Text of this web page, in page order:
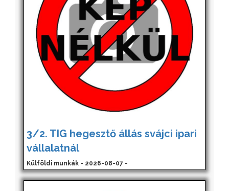
3/2. TIG hegesztő állás svájci ipari
vállalatnál
Külföldi munkák - 2026-08-07 -